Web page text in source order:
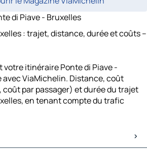
di Piave - Bruxelles
: trajet, distance, durée et coûts –
itinéraire Ponte di Piave -
avec ViaMichelin. Distance, coût
coût par passager) et durée du trajet
en tenant compte du trafic